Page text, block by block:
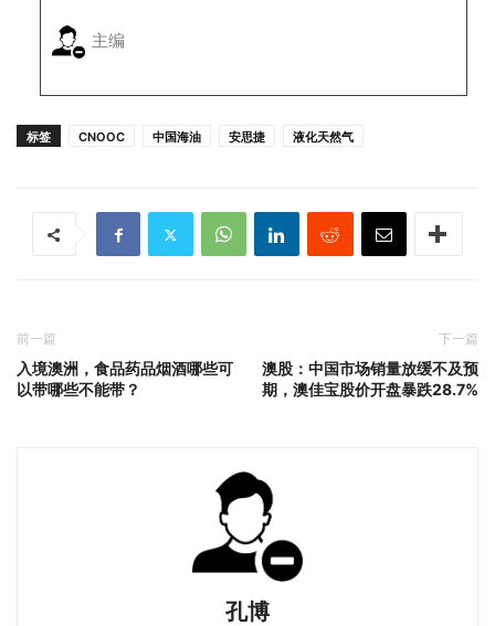
主编
标签 CNOOC 中国海油 安思捷 液化天然气
前一篇
入境澳洲，食品药品烟酒哪些可
以带哪些不能带？
下一篇
澳股：中国市场销量放缓不及预
期，澳佳宝股价开盘暴跌28.7%
孔博